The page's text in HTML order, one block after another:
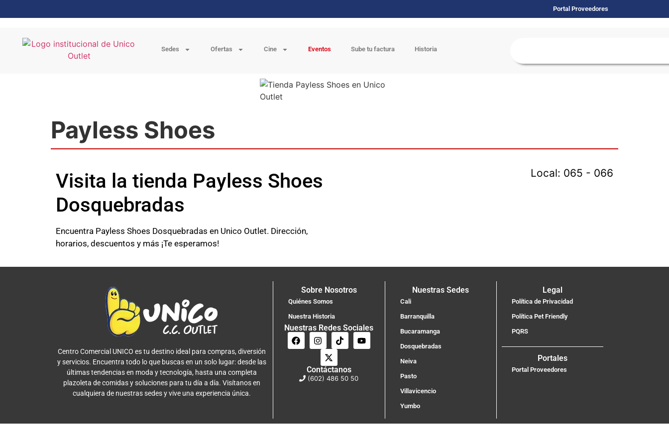
Portal Proveedores
Sedes Ofertas Cine Eventos Sube tu factura Historia
Payless Shoes
Visita la tienda Payless Shoes
Dosquebradas
Encuentra Payless Shoes Dosquebradas en Unico Outlet. Dirección,
horarios, descuentos y más ¡Te esperamos!
Local: 065 - 066
Centro Comercial UNICO es tu destino ideal para compras, diversión
y servicios. Encuentra todo lo que buscas en un solo lugar: desde las
últimas tendencias en moda y tecnología, hasta una completa
plazoleta de comidas y soluciones para tu día a día. Visítanos en
cualquiera de nuestras sedes y vive una experiencia única.
Sobre Nosotros
Quiénes Somos
Nuestra Historia
Nuestras Redes Sociales
Contáctanos
(602) 486 50 50
Nuestras Sedes
Cali
Barranquilla
Bucaramanga
Dosquebradas
Neiva
Pasto
Villavicencio
Yumbo
Legal
Política de Privacidad
Política Pet Friendly
PQRS
Portales
Portal Proveedores